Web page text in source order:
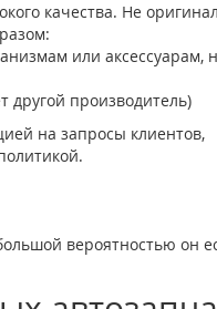
качества. Не
или аксессуарам,
другой производитель)
на запросы клиентов,
вероятностью он